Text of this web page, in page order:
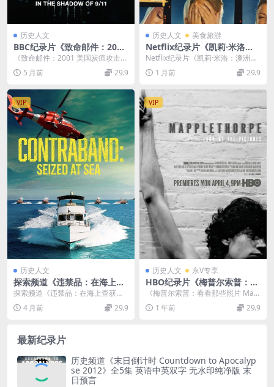
历史人文
BBC纪录片《致命邮件：2001
美国炭疽攻击事件 The Anthr
ax Attacks 2022》英语中字
1080P/MKV/1.81G 美国炭疽
《致命邮件：2001 美国炭疽攻击事
件》：揭开黑暗历史的伤痛面纱 20
01年，对...
5 月前 29.9
历史人文 美食旅游
Netflix纪录片《凯莉·米洛：
澳洲天后之路 Kylie 2026》全
3集 英语多国字幕 无水印纯净
版 1080P/MKV/7.08G 国宝级
Netflix纪录片《凯莉·米洛：澳洲天
后之路 Kylie 2026》介绍 20...
1 月前 29.9
VIP
历史人文
探索频道《违禁品：在海上查
获 Contraband: Seized at S
ea 2024》第一季全12集 英语
中英双字 无水印纯净版 1080
探索频道《违禁品：在海上查获》
（Contraband: Seized at Se...
4 月前 29.9
VIP
历史人文 永V专享
HBO纪录片《梅普尔索普：看
看那些照片/同性虐恋 Mapple
thorpe: Look at the Picture
s 2016》英语中英双字 官方纯
《梅普尔索普：看看那些照片 Map
plethorpe: Look at the ...
1 年前 29.9
最新纪录片
历史频道《末日倒计时 Countdown to Apocalyp
se 2012》全5集 英语中英双字 无水印纯净版 末
日预言